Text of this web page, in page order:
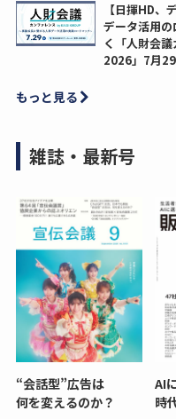
【日揮HD、
データ活用
く「人財会
2026」7月
もっと見る
雑誌・最新号
“会話型”広告は
何を変えるのか？
AI
時